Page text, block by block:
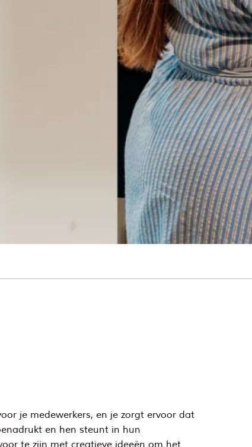
je medewerkers, en je zorgt ervoor dat
en hen steunt in hun
te zijn met creatieve ideeën om het